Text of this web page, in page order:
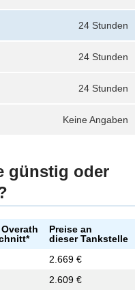
24 Stunden
24 Stunden
24 Stunden
Keine Angaben
günstig oder
Preise an
dieser Tankstelle
2.669 €
2.609 €